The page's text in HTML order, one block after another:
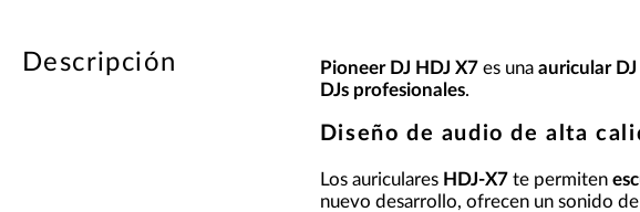
Descripción Pioneer DJ HDJ X7es una auricular DJ
DJs profesionales.
Diseño de audio de alta
Los auriculares HDJ-X7te permiten
nuevo desarrollo, ofrecen un sonido